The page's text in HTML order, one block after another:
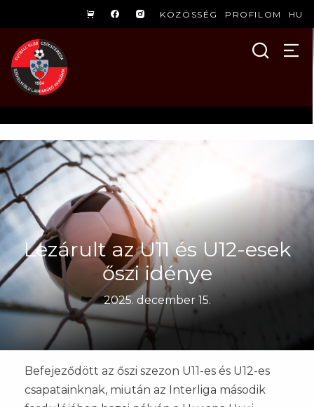
KÖZÖSSÉG PROFILOM HU
Lezárult az U11 és U12-esek
őszi idénye
2025. december 15.
Befejeződött az őszi szezon U11-es és U12-es
csapatainknak, miután az Interliga második